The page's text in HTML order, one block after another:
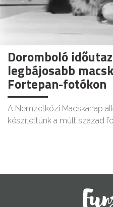
Doromboló
legbájosabb
Fortepan-fotókon
A Nemzetközi Macskanap
készítettünk a múlt század